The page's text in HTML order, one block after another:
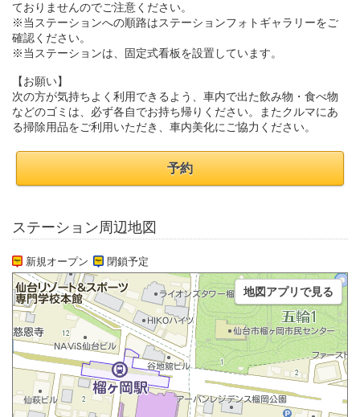
ておりませんのでご注意ください。
※当ステーションへの順路はステーションフォトギャラリーをご
確認ください。
※当ステーションは、固定式看板を設置しています。
【お願い】
次の方が気持ちよく利用できるよう、車内で出た飲み物・食べ物
などのゴミは、必ず各自でお持ち帰りください。またクルマにあ
る掃除用品をご利用いただき、車内美化にご協力ください。
予約
ステーション周辺地図
新規オープン 閉鎖予定
地図アプリで見る